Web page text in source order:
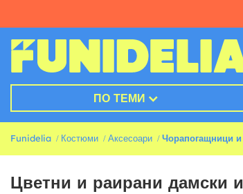
ПО ТЕМИ
Funidelia Костюми Аксесоари Чорапогащници
Цветни и раирани дамски